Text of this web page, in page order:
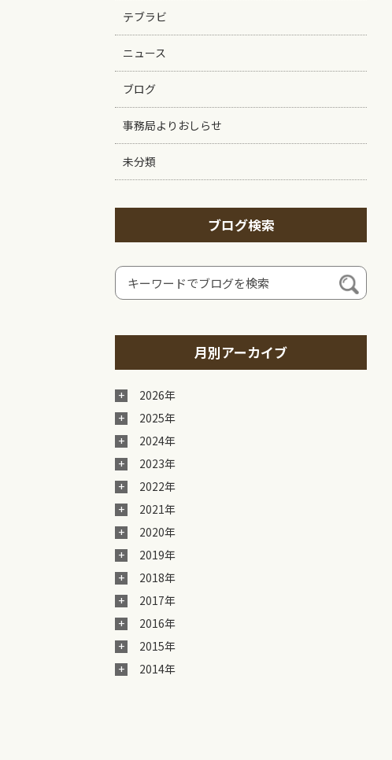
テブラビ
ニュース
ブログ
事務局よりおしらせ
未分類
ブログ検索
月別アーカイブ
2026年
2025年
2024年
2023年
2022年
2021年
2020年
2019年
2018年
2017年
2016年
2015年
2014年